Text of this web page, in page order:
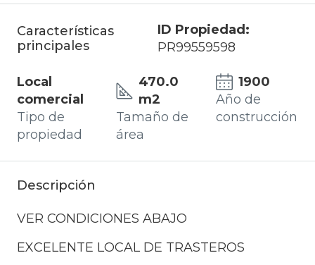
Características
principales
ID Propiedad:
PR99559598
Local
comercial
Tipo de
propiedad
470.0
m2
Tamaño de
área
1900
Año de
construcción
Descripción
VER CONDICIONES ABAJO
EXCELENTE LOCAL DE TRASTEROS